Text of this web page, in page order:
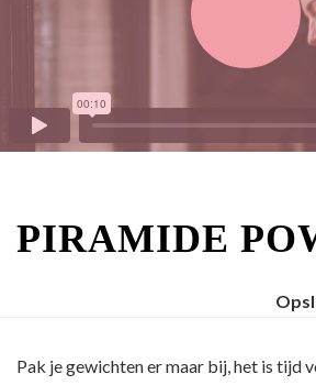
PIRAMIDE
Pak je gewichten er maar bij, het is tijd